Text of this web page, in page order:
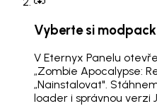
Vyberte si
V Eternyx Panelu
„Zombie Apocalypse:
„Nainstalovat".
loader i správnou verzi